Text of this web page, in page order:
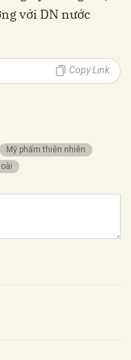
với DN nước
Copy Link
mỹ phẩm thiên nhiên